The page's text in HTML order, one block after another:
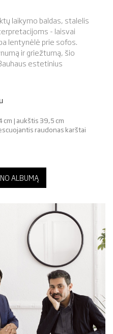
laikymo baldas, stalelis
- laisvai
lentynėlė prie sofos.
ir griežtumą, šio
estetinius
cm | aukštis 39,5 cm
raudonas karštai
ALBUMĄ